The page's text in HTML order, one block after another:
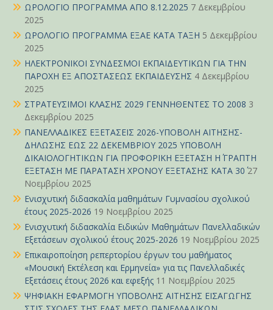
ΩΡΟΛΟΓΙΟ ΠΡΟΓΡΑΜΜΑ ΑΠΟ 8.12.2025 7 Δεκεμβρίου
2025
ΩΡΟΛΟΓΙΟ ΠΡΟΓΡΑΜΜΑ ΕΞΑΕ ΚΑΤΑ ΤΑΞΗ 5 Δεκεμβρίου
2025
ΗΛΕΚΤΡΟΝΙΚΟΙ ΣΥΝΔΕΣΜΟΙ ΕΚΠΑΙΔΕΥΤΙΚΩΝ ΓΙΑ ΤΗΝ
ΠΑΡΟΧΗ ΕΞ ΑΠΟΣΤΑΣΕΩΣ ΕΚΠΑΙΔΕΥΣΗΣ 4 Δεκεμβρίου
2025
ΣΤΡΑΤΕΥΣΙΜΟΙ ΚΛΑΣΗΣ 2029 ΓΕΝΝΗΘΕΝΤΕΣ ΤΟ 2008 3
Δεκεμβρίου 2025
ΠΑΝΕΛΛΑΔΙΚΕΣ ΕΞΕΤΑΣΕΙΣ 2026-ΥΠΟΒΟΛΗ ΑΙΤΗΣΗΣ-
ΔΗΛΩΣΗΣ ΕΩΣ 22 ΔΕΚΕΜΒΡΙΟΥ 2025 ΥΠΟΒΟΛΗ
ΔΙΚΑΙΟΛΟΓΗΤΙΚΩΝ ΓΙΑ ΠΡΟΦΟΡΙΚΗ ΕΞΕΤΑΣΗ Η΄ ΓΡΑΠΤΗ
ΕΞΕΤΑΣΗ ΜΕ ΠΑΡΑΤΑΣΗ ΧΡΟΝΟΥ ΕΞΕΤΑΣΗΣ ΚΑΤΑ 30΄ 27
Νοεμβρίου 2025
Ενισχυτική διδασκαλία μαθημάτων Γυμνασίου σχολικού
έτους 2025-2026 19 Νοεμβρίου 2025
Ενισχυτική διδασκαλία Ειδικών Μαθημάτων Πανελλαδικών
Εξετάσεων σχολικού έτους 2025-2026 19 Νοεμβρίου 2025
Επικαιροποίηση ρεπερτορίου έργων του μαθήματος
«Μουσική Εκτέλεση και Ερμηνεία» για τις Πανελλαδικές
Εξετάσεις έτους 2026 και εφεξής 11 Νοεμβρίου 2025
ΨΗΦΙΑΚΗ ΕΦΑΡΜΟΓΗ ΥΠΟΒΟΛΗΣ ΑΙΤΗΣΗΣ ΕΙΣΑΓΩΓΗΣ